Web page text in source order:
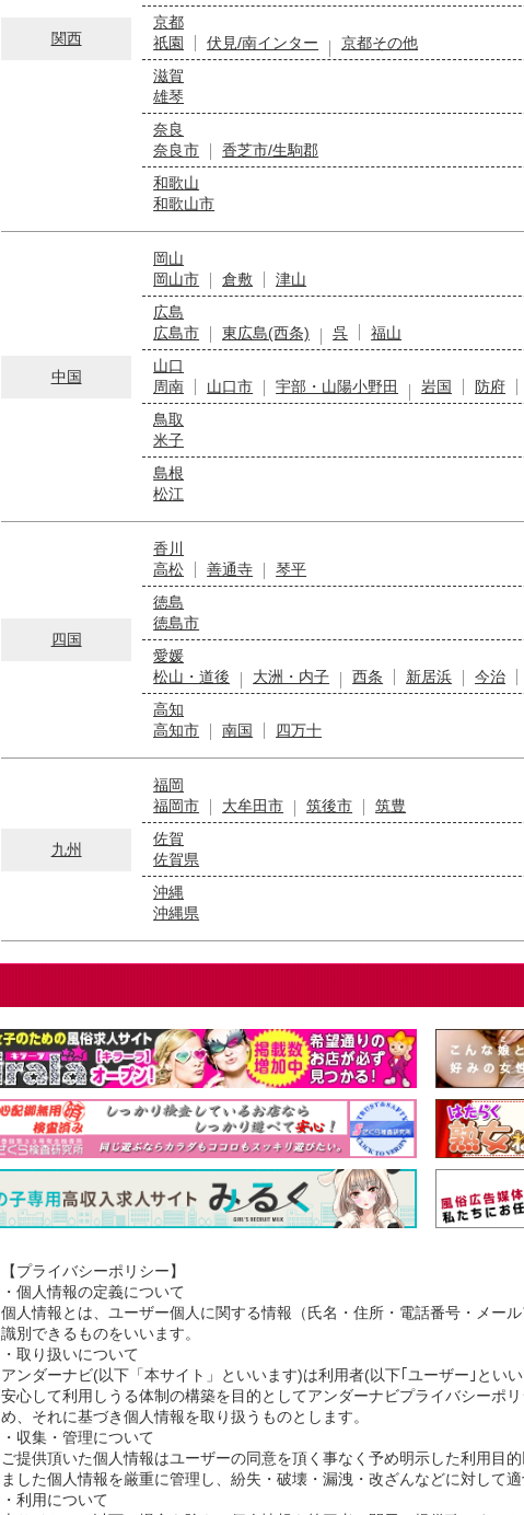
関西
京都
祇園
伏見/南インター
京都その他
滋賀
雄琴
奈良
奈良市
香芝市/生駒郡
和歌山
和歌山市
中国
岡山
岡山市
倉敷
津山
広島
広島市
東広島(西条) 呉
福山
山口
周南
山口市 宇部・山陽小野田 岩国 防府
鳥取
米子
島根
松江
四国
香川
高松
善通寺
琴平
徳島
徳島市
愛媛
松山・道後
大洲・内子 西条 新居浜 今治
高知
高知市
南国 四万十
九州
福岡
福岡市
大牟田市 筑後市
筑豊
佐賀
佐賀県
沖縄
沖縄県
【プライバシーポリシー】
・個人情報の定義について
個人情報とは、ユーザー個人に関する情報（氏名・住所・電話番号・メー
識別できるものをいいます。
・取り扱いについて
アンダーナビ(以下「本サイト」といいます)は利用者(以下｢ユーザー｣とい
安心して利用しうる体制の構築を目的としてアンダーナビプライバシーポ
め、それに基づき個人情報を取り扱うものとします。
・収集・管理について
ご提供頂いた個人情報はユーザーの同意を頂く事なく予め明示した利用目
ました個人情報を厳重に管理し、紛失・破壊・漏洩・改ざんなどに対して適
・利用について